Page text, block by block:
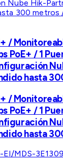
/
PoE+ / 1
hasta
/
PoE+ / 1
hasta
EI/MDS-